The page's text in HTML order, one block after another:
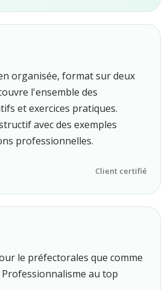
organisée, format sur deux
l'ensemble des
et exercices pratiques.
avec des exemples
professionnelles.
Client certifié
le préfectorales que comme
au top